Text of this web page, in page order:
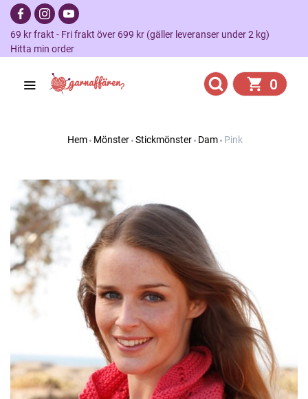
69 kr frakt - Fri frakt över 699 kr (gäller leveranser under 2 kg)
Hitta min order
0
Hem Mönster Stickmönster Dam Pink